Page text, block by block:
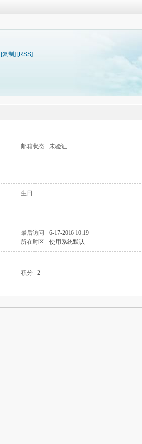
[复制] [RSS]
邮箱状态
未验证
生日 -
最后访问
6-17-2016 10:19
所在时区 使用系统默认
积分
2